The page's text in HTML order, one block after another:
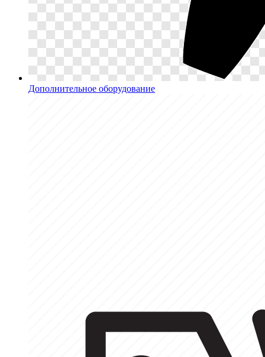
Дополнительное оборудование